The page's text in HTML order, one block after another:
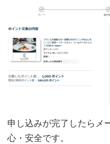
申し込みが完了したらメ
心・安全です。